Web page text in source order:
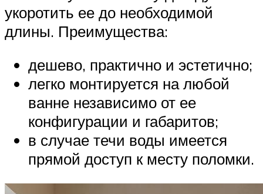
укоротить ее до необходимой
длины. Преимущества:
дешево, практично и эстетично;
легко монтируется на любой
ванне независимо от ее
конфигурации и габаритов;
в случае течи воды имеется
прямой доступ к месту поломки.